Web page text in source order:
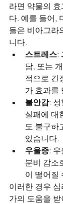
라면 약물의
다. 예를 들어,
들은 비아그라
니다.
스트레스:
담, 또는
적으로 긴
가 효과를
불안감:
실패에 대
도 불구하
있습니다.
우울증:
분비 감소
이 떨어질
이러한 경우
가의 도움을